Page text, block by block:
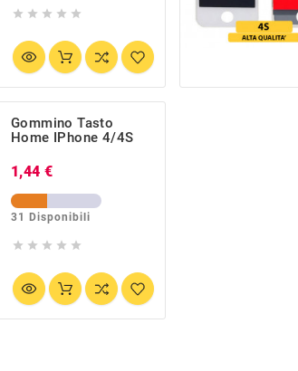
    
Gommino Tasto
Home IPhone 4/4S
1,44 €
31 Disponibili
    